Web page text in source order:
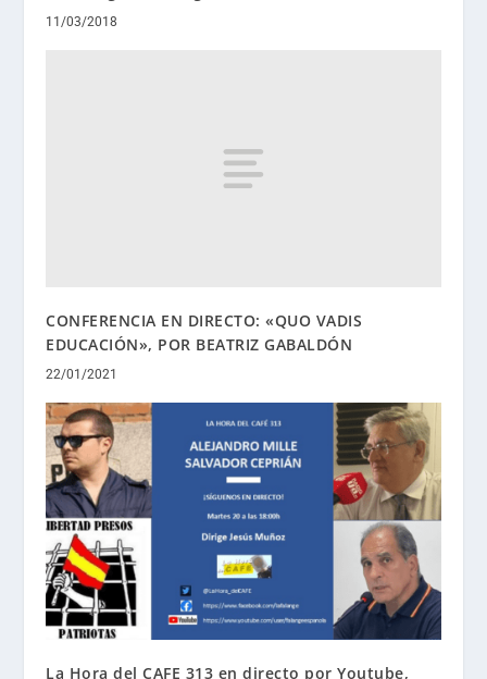
11/03/2018
CONFERENCIA EN DIRECTO: «QUO VADIS
EDUCACIÓN», POR BEATRIZ GABALDÓN
22/01/2021
La Hora del CAFE 313 en directo por Youtube,